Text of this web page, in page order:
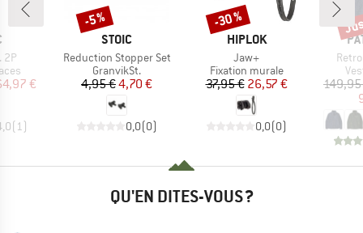
2P
réduit
€
(1)
MARQUE
STOIC
Article
Reduction Stopper Set
Product group
GranvikSt.
Prix
4,95 €Prix réduit
4,70 €
0,0(0)
Remise
-5 %
MARQUE
HIPLOK
Article
Jaw+
Product group
Fixation murale
Prix
37,95 € Prix réduit
26,57 €
0,0(0)
Remise
-30 %
QU'EN DITES-VOUS ?